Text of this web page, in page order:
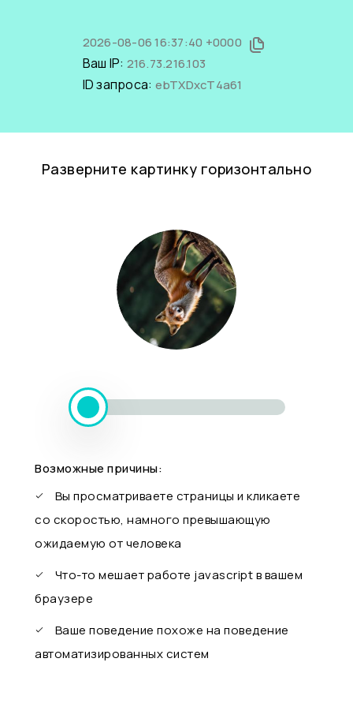
2026-08-06 16:37:40 +0000
Ваш IP: 216.73.216.103
ID запроса: ebTXDxcT4a61
Разверните картинку горизонтально
Возможные причины:
Вы просматриваете страницы и кликаете
со скоростью, намного превышающую
ожидаемую от человека
Что-то мешает работе javascript в вашем
браузере
Ваше поведение похоже на поведение
автоматизированных систем